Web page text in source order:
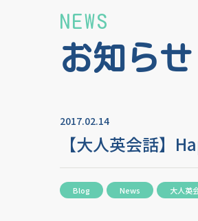
お知らせ
NEWS
2017.02.14
【大人英会話】
Blog News 大人英